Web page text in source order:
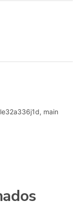
le32a336j1d, main